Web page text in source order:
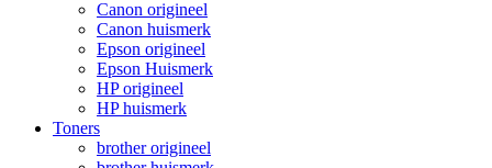
Canon origineel
Canon huismerk
Epson origineel
Epson Huismerk
HP origineel
HP huismerk
Toners
brother origineel